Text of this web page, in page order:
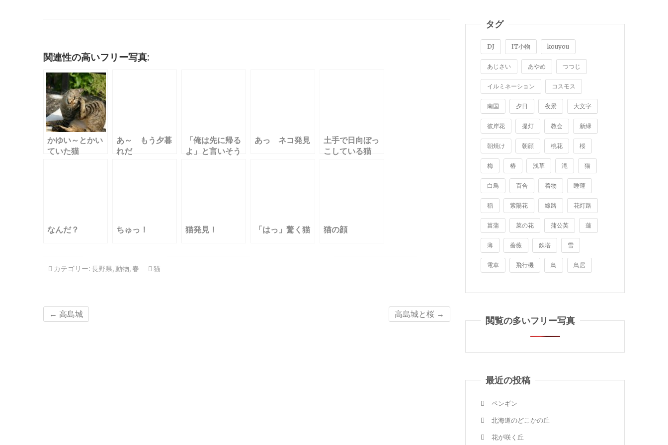
o
o
k
n
関連性の高いフリー写真:
かゆい～とかい
ていた猫
あ～ もう夕暮
れだ
「俺は先に帰る
よ」と言いそう
あっ ネコ発見
土手で日向ぼっ
こしている猫
なんだ？ ちゅっ！ 猫発見！ 「はっ」驚く猫 猫の顔
カテゴリー:長野県,動物,春 猫
← 高島城 高島城と桜 →
タグ
DJ IT小物 kouyou
あじさい あやめ つつじ
イルミネーション コスモス
南国 夕日 夜景 大文字
彼岸花 提灯 教会 新緑
朝焼け 朝顔 桃花 桜
梅 椿 浅草 滝 猫
白鳥 百合 着物 睡蓮
稲 紫陽花 線路 花灯路
菖蒲 菜の花 蒲公英 蓮
薄 薔薇 鉄塔 雪
電車 飛行機 鳥 鳥居
閲覧の多いフリー写真
最近の投稿
ペンギン
北海道のどこかの丘
花が咲く丘